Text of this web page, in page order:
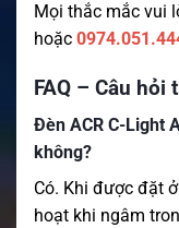
Mọi thắc mắc vui
hoặc
FAQ – Câu hỏi
Đèn ACR C-Light
không?
Có. Khi được đặt
hoạt khi ngâm